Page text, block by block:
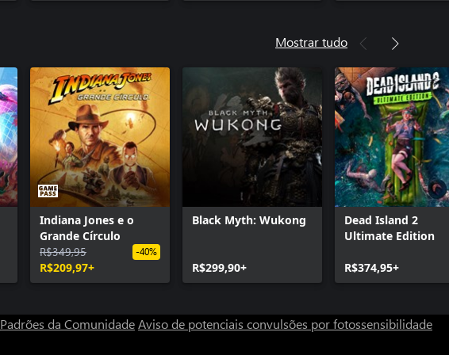
Mostrar tudo
Indiana Jones e o
Grande Círculo
R$349,95
R$209,97+
-40%
Black Myth: Wukong
R$299,90+
Dead Island 2
Ultimate Edition
R$374,95+
Padrões da ComunidadeAviso de potenciais convulsões por fotossensibilidade